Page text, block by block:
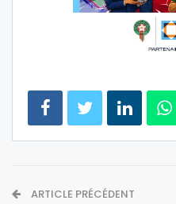
ARTICLE PRÉCÉDENT